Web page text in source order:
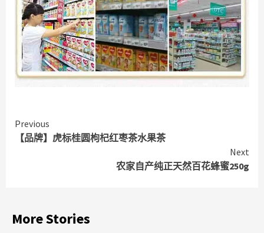
Continue
Reading
Previous
【品牌】虎标桂圆枸杞红枣茶水果茶
Next
农家自产纯正天然百花蜂蜜250g
More Stories